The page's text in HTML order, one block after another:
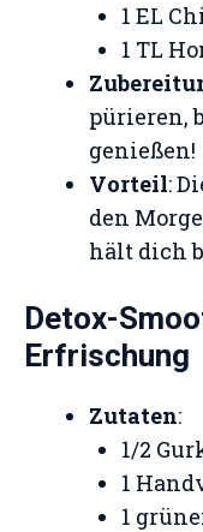
1 EL
1 TL
pürieren,
genießen!
Vorteil:
den
hält dich
Detox-
Erfrischung
Zutaten:
1/2
1
1